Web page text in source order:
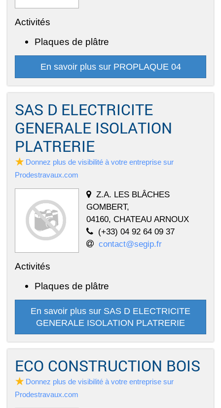
Activités
Plaques de plâtre
En savoir plus sur PROPLAQUE 04
SAS D ELECTRICITE
GENERALE ISOLATION
PLATRERIE
Donnez plus de visibilité à votre entreprise sur
Prodestravaux.com
Z.A. LES BLÂCHES
GOMBERT,
04160, CHATEAU ARNOUX
(+33) 04 92 64 09 37
contact@segip.fr
Activités
Plaques de plâtre
En savoir plus sur SAS D ELECTRICITE
GENERALE ISOLATION PLATRERIE
ECO CONSTRUCTION BOIS
Donnez plus de visibilité à votre entreprise sur
Prodestravaux.com